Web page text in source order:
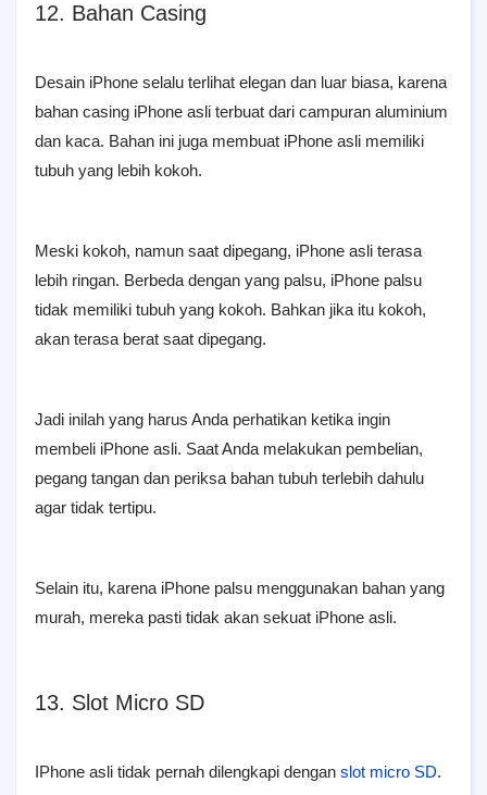
12. Bahan Casing
Desain iPhone selalu terlihat elegan dan luar biasa, karena
bahan casing iPhone asli terbuat dari campuran aluminium
dan kaca. Bahan ini juga membuat iPhone asli memiliki
tubuh yang lebih kokoh.
Meski kokoh, namun saat dipegang, iPhone asli terasa
lebih ringan. Berbeda dengan yang palsu, iPhone palsu
tidak memiliki tubuh yang kokoh. Bahkan jika itu kokoh,
akan terasa berat saat dipegang.
Jadi inilah yang harus Anda perhatikan ketika ingin
membeli iPhone asli. Saat Anda melakukan pembelian,
pegang tangan dan periksa bahan tubuh terlebih dahulu
agar tidak tertipu.
Selain itu, karena iPhone palsu menggunakan bahan yang
murah, mereka pasti tidak akan sekuat iPhone asli.
13. Slot Micro SD
IPhone asli tidak pernah dilengkapi dengan slot micro SD.